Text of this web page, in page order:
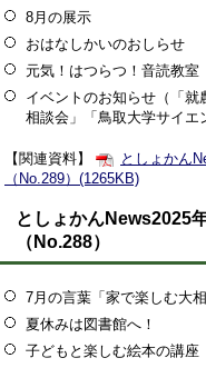
8月の展示
おはなしかいのおしらせ
元気！はつらつ！音読教室
イベントのお知らせ（「就
相談会」「鳥取大学サイエ
【関連資料】
としょかん
（No.289）(1265KB)
としょかんNews2025
（No.288）
7月の言葉「家で楽しむ大相
夏休みは図書館へ！
子どもと楽しむ絵本の講座